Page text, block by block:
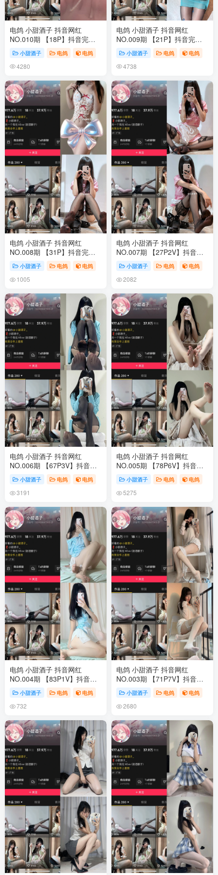
电鸽 小甜酒子 抖音网红
NO.010期 【18P】抖音完整
版合集
小甜酒子 电鸽 电鸽
4280
电鸽 小甜酒子 抖音网红
NO.009期 【21P】抖音完整
版合集
小甜酒子 电鸽 电鸽
4738
电鸽 小甜酒子 抖音网红
NO.008期 【31P】抖音完整
版合集
小甜酒子 电鸽 电鸽
1005
电鸽 小甜酒子 抖音网红
NO.007期 【27P2V】抖音完
整版合集
小甜酒子 电鸽 电鸽
2082
电鸽 小甜酒子 抖音网红
NO.006期 【67P3V】抖音完
整版合集
小甜酒子 电鸽 电鸽
3191
电鸽 小甜酒子 抖音网红
NO.005期 【78P6V】抖音完
整版合集
小甜酒子 电鸽 电鸽
5275
电鸽 小甜酒子 抖音网红
NO.004期 【83P1V】抖音完
整版合集
小甜酒子 电鸽 电鸽
732
电鸽 小甜酒子 抖音网红
NO.003期 【71P7V】抖音完
整版合集
小甜酒子 电鸽 电鸽
2680